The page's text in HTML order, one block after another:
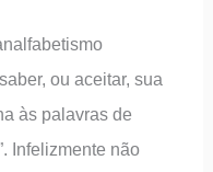
ou aceitar, sua
às palavras de
Infelizmente não